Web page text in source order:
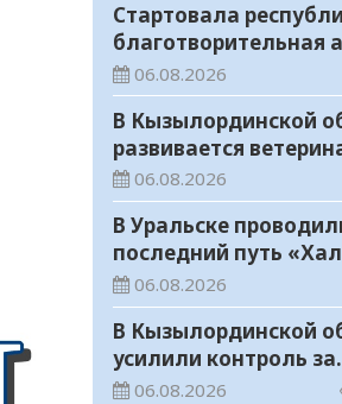
Стартовала
благотворительная
«Дорога в школу»
06.08.2026
В Кызылординской
развивается
отрасль
06.08.2026
В Уральске
последний путь
Қаһарманы» Ивана
Степановича Гапича
06.08.2026
В Кызылординской
усилили контроль за
финансовой
06.08.2026